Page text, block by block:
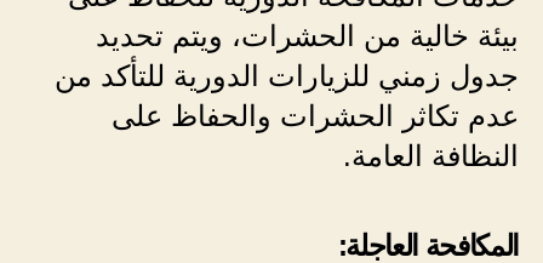
بيئة خالية من الحشرات، ويتم تحديد
جدول زمني للزيارات الدورية للتأكد من
عدم تكاثر الحشرات والحفاظ على
النظافة العامة.
المكافحة العاجلة: